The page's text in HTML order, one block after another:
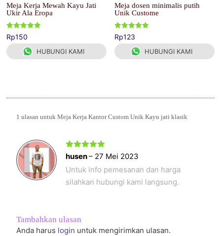
Meja Kerja Mewah Kayu Jati
Ukir Ala Eropa
Dinilai
5.00
dari 5
Rp150
HUBUNGI KAMI
Meja dosen minimalis putih
Unik Custome
Dinilai
5.00
dari 5
Rp123
HUBUNGI KAMI
1 ulasan untukMeja Kerja Kantor Custom Unik Kayu jati klasik
Dinilai5
dari 5
husen– 27 Mei 2023
Untuk info pemesanan dan harga
silahkan hubungi kami langsung.
Tambahkan ulasan
Anda harus login untuk mengirimkan ulasan.